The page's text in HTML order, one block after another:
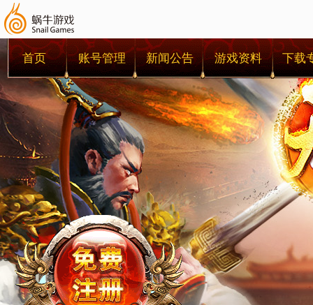
首页 账号管理 新闻公告 游戏资料 下载